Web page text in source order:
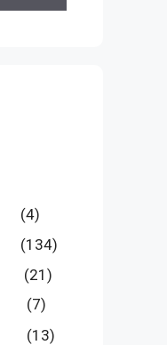
(4)
(134)
(21)
(7)
(13)